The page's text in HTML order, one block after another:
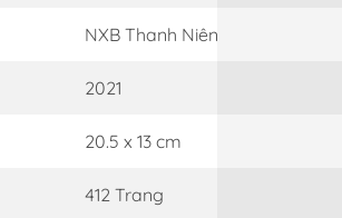
NXB Thanh Niên
2021
20.5 x 13 cm
412 Trang